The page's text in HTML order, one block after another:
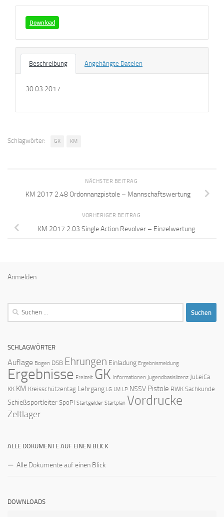
Download
Beschreibung Angehängte Dateien
30.03.2017
Schlagwörter: GK KM
NÄCHSTER BEITRAG
KM 2017 2.48 Ordonnanzpistole – Mannschaftswertung
VORHERIGER BEITRAG
KM 2017 2.03 Single Action Revolver – Einzelwertung
Anmelden
Suchen
nach:
SCHLAGWÖRTER
Auflage Bogen DSB Ehrungen Einladung Ergebnismeldung
Ergebnisse Freizeit GK Informationen Jugendbasislizenz JuLeiCa
KK KM Kreisschützentag Lehrgang LG LM LP NSSV Pistole RWK Sachkunde
Schießsportleiter SpoPi Startgelder Startplan Vordrucke
Zeltlager
ALLE DOKUMENTE AUF EINEN BLICK
Alle Dokumente auf einen Blick
DOWNLOADS